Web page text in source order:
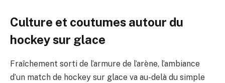
Culture et coutumes autour du
hockey sur glace
Fraîchement sorti de l’armure de l’arène, l’ambiance
d’un match de hockey sur glace va au-delà du simple